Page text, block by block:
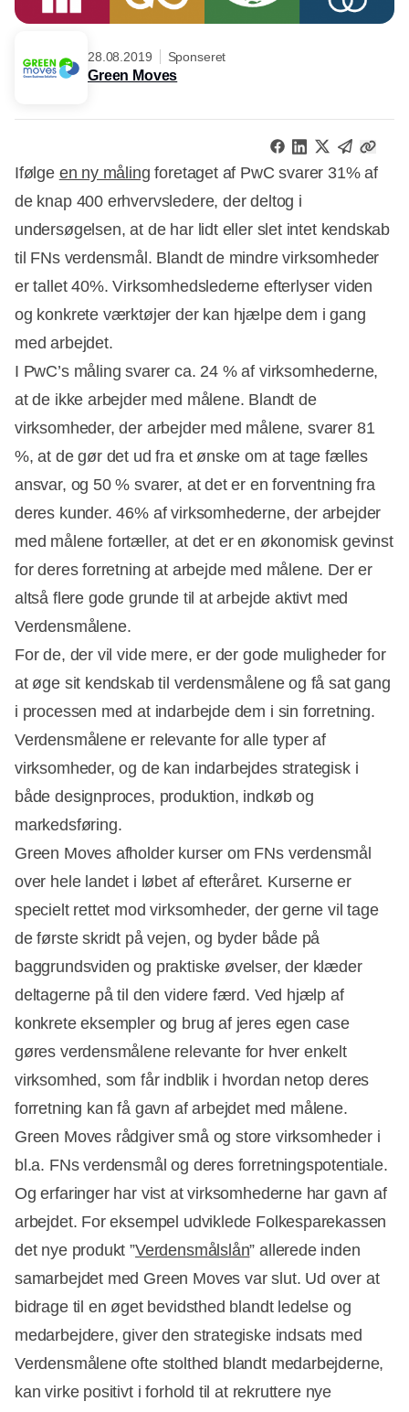
28.08.2019 Sponseret
Green Moves
Ifølge en ny måling foretaget af PwC svarer 31% af
de knap 400 erhvervsledere, der deltog i
undersøgelsen, at de har lidt eller slet intet kendskab
til FNs verdensmål. Blandt de mindre virksomheder
er tallet 40%. Virksomhedslederne efterlyser viden
og konkrete værktøjer der kan hjælpe dem i gang
med arbejdet.
I PwC’s måling svarer ca. 24 % af virksomhederne,
at de ikke arbejder med målene. Blandt de
virksomheder, der arbejder med målene, svarer 81
%, at de gør det ud fra et ønske om at tage fælles
ansvar, og 50 % svarer, at det er en forventning fra
deres kunder. 46% af virksomhederne, der arbejder
med målene fortæller, at det er en økonomisk gevinst
for deres forretning at arbejde med målene. Der er
altså flere gode grunde til at arbejde aktivt med
Verdensmålene.
For de, der vil vide mere, er der gode muligheder for
at øge sit kendskab til verdensmålene og få sat gang
i processen med at indarbejde dem i sin forretning.
Verdensmålene er relevante for alle typer af
virksomheder, og de kan indarbejdes strategisk i
både designproces, produktion, indkøb og
markedsføring.
Green Moves afholder kurser om FNs verdensmål
over hele landet i løbet af efteråret. Kurserne er
specielt rettet mod virksomheder, der gerne vil tage
de første skridt på vejen, og byder både på
baggrundsviden og praktiske øvelser, der klæder
deltagerne på til den videre færd. Ved hjælp af
konkrete eksempler og brug af jeres egen case
gøres verdensmålene relevante for hver enkelt
virksomhed, som får indblik i hvordan netop deres
forretning kan få gavn af arbejdet med målene.
Green Moves rådgiver små og store virksomheder i
bl.a. FNs verdensmål og deres forretningspotentiale.
Og erfaringer har vist at virksomhederne har gavn af
arbejdet. For eksempel udviklede Folkesparekassen
det nye produkt ”Verdensmålslån” allerede inden
samarbejdet med Green Moves var slut. Ud over at
bidrage til en øget bevidsthed blandt ledelse og
medarbejdere, giver den strategiske indsats med
Verdensmålene ofte stolthed blandt medarbejderne,
kan virke positivt i forhold til at rekruttere nye